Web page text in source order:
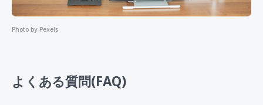
Photo by Pexels
よくある質問(FAQ)